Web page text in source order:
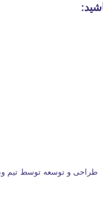
طراحی و توسعه توسط تیم